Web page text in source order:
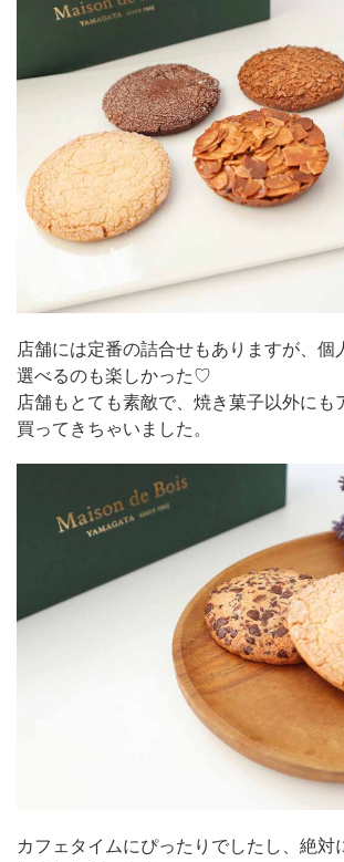
店舗には定番の詰合せもありますが、個
選べるのも楽しかった♡
店舗もとても素敵で、焼き菓子以外にも
買ってきちゃいました。
カフェタイムにぴったりでしたし、絶対